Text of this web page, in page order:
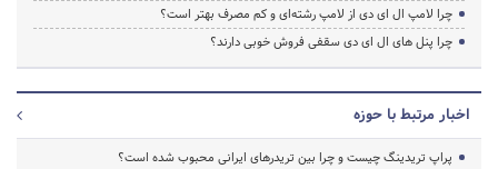
چرا لامپ ال ای دی از لامپ رشته‌ای و کم مصرف بهتر است؟
چرا پنل های ال ای دی سقفی فروش خوبی دارند؟
اخبار مرتبط با حوزه
پراپ تریدینگ چیست و چرا بین تریدرهای ایرانی محبوب شده است؟